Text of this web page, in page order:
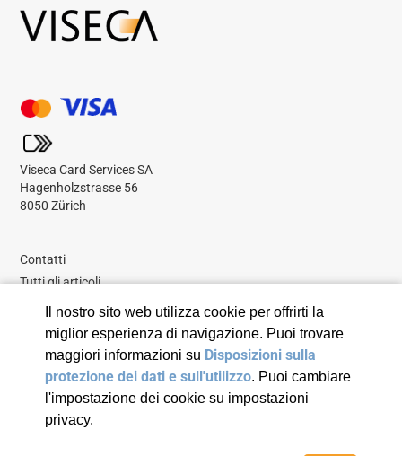
Il nostro sito web utilizza cookie per offrirti la
miglior esperienza di navigazione. Puoi trovare
maggiori informazioni su Disposizioni sulla
protezione dei dati e sull'utilizzo. Puoi cambiare
l'impostazione dei cookie su impostazioni
privacy.
Viseca Card Services SA
Hagenholzstrasse 56
8050 Zürich
Contatti
Tutti gli articoli
© 2026 Viseca Card Services SA